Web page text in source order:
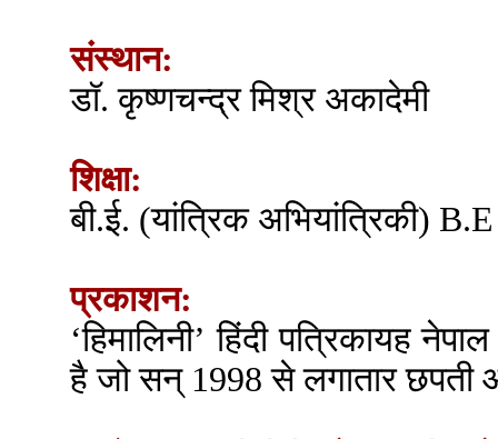
संस्थान:
डॉ. कृष्णचन्द्र मिश्र अकादेमी
शिक्षा:
बी.ई. (यांत्रिक अभियांत्रिकी)
प्रकाशन:
‘हिमालिनी’ हिंदी पत्रिकायह
है जो सन् 1998 से लगातार छपती